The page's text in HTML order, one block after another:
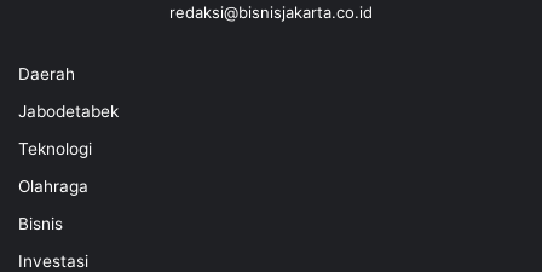
redaksi@bisnisjakarta.co.id
Daerah
Jabodetabek
Teknologi
Olahraga
Bisnis
Investasi